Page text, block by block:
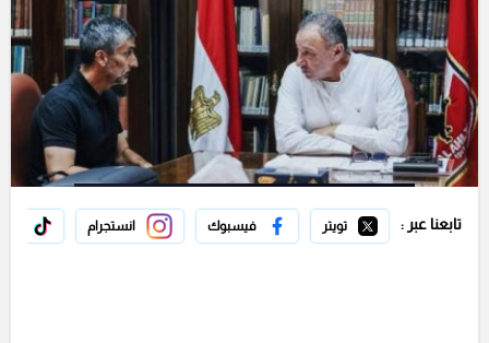
تابعنا عبر : تويتر فيسبوك انستجرام